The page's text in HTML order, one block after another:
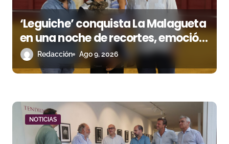
s
‘Leguiche’ conquista La Malagueta
en una noche de recortes, emoción
y gran ambiente
Redacción Ago 9, 2026
NOTICIAS